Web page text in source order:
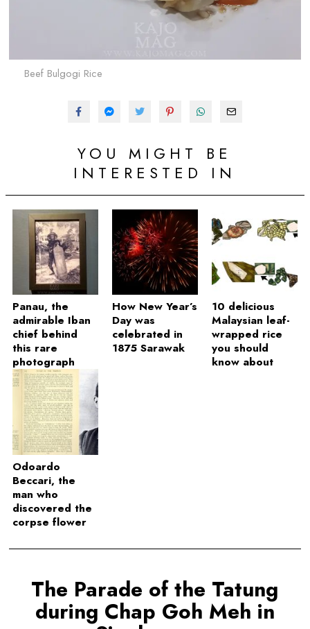
Beef Bulgogi Rice
YOU MIGHT BE
INTERESTED IN
Panau, the
admirable Iban
chief behind
this rare
photograph
How New Year’s
Day was
celebrated in
1875 Sarawak
10 delicious
Malaysian leaf-
wrapped rice
you should
know about
Odoardo
Beccari, the
man who
discovered the
corpse flower
The Parade of the Tatung
during Chap Goh Meh in